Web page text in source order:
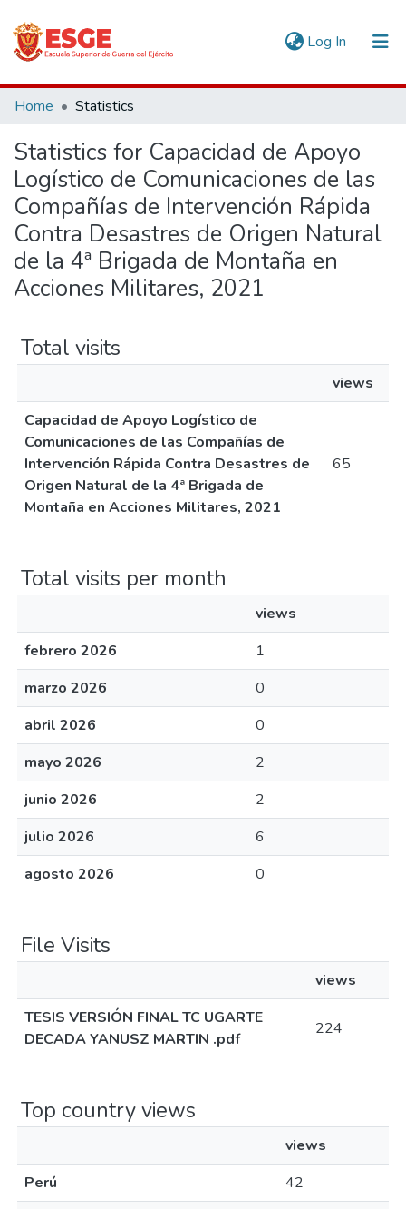
Log In (current)
Communities & Collections
All of DSpace
Home Statistics
Statistics for Capacidad de Apoyo
Logístico de Comunicaciones de las
Compañías de Intervención Rápida
Contra Desastres de Origen Natural
de la 4ª Brigada de Montaña en
Acciones Militares, 2021
Total visits
views
Capacidad de Apoyo Logístico de
Comunicaciones de las Compañías de
Intervención Rápida Contra Desastres de
Origen Natural de la 4ª Brigada de
Montaña en Acciones Militares, 2021
65
Total visits per month
views
febrero 2026
1
marzo 2026
0
abril 2026
0
mayo 2026
2
junio 2026
2
julio 2026
6
agosto 2026
0
File Visits
views
TESIS VERSIÓN FINAL TC UGARTE
DECADA YANUSZ MARTIN .pdf
224
Top country views
views
Perú
42